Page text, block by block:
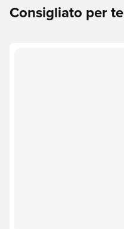
Consigliato per te